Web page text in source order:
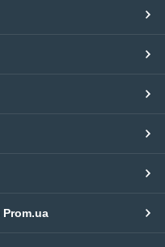
Prom.ua